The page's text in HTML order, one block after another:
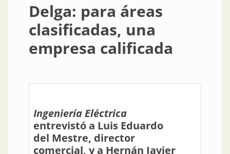
Delga: para áreas
clasificadas, una
empresa calificada
Ingeniería Eléctrica
entrevistó a Luis Eduardo
del Mestre, director
comercial, y a Hernán Javier